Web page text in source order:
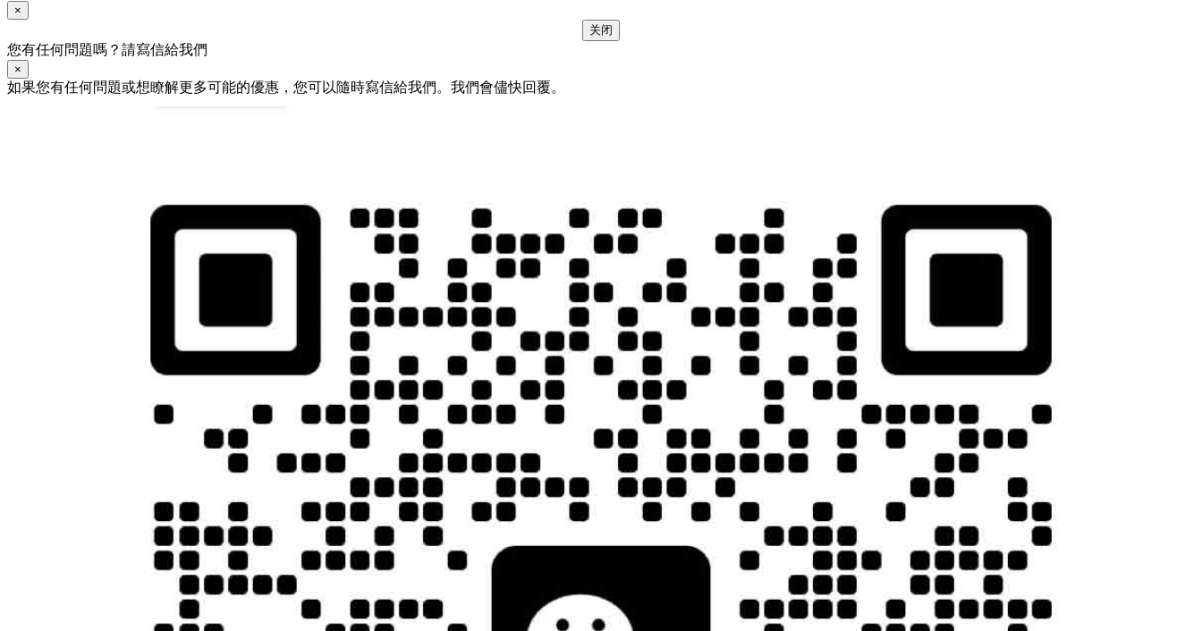
×
关闭
您有任何問題嗎？請寫信給我們
×
如果您有任何問題或想瞭解更多可能的優惠，您可以隨時寫信給我們。我們會儘快回覆。